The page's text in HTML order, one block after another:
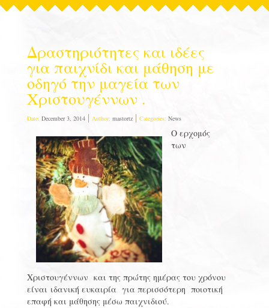
Δραστηριότητες και ιδέες
για παιχνίδι και μάθηση με
οδηγό την μαγεία των
Χριστουγέννων .
Date: December 3, 2014 Author: mastortz Categories: News
Ο ερχομός
των
Χριστουγέννων και της πρώτης ημέρας του χρόνου
είναι ιδανική ευκαιρία για περισσότερη ποιοτική
επαφή και μάθησης μέσω παιχνιδιού.